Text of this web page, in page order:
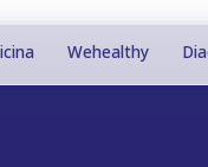
Wehealthy